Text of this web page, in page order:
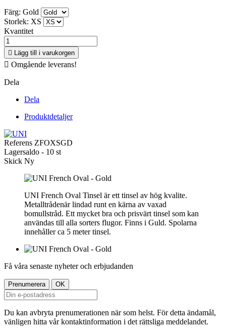
Färg: Gold
Storlek: XS
Kvantitet
 Lägg till i varukorgen
 Omgående leverans!
Dela
Dela
Produktdetaljer
Referens ZFOXSGD
Lagersaldo - 10 st
Skick Ny
UNI French Oval Tinsel är ett tinsel av hög kvalite.
Metalltrådenär lindad runt en kärna av vaxad
bomullstråd. Ett mycket bra och prisvärt tinsel som kan
användas till alla sorters flugor. Finns i Guld. Spolarna
innehåller ca 5 meter tinsel.
Få våra senaste nyheter och erbjudanden
Du kan avbryta prenumerationen när som helst. För detta ändamål,
vänligen hitta vår kontaktinformation i det rättsliga meddelandet.